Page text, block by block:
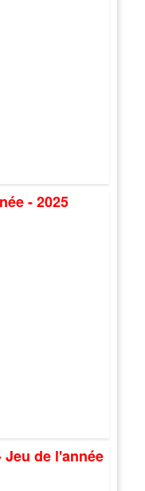
- 2025
de l'année